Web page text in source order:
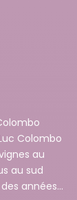
Colombo
au
au sud
années...